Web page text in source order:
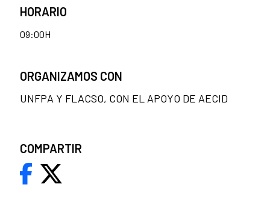
HORARIO
09:00H
ORGANIZAMOS CON
UNFPA Y FLACSO, CON EL APOYO DE AECID
COMPARTIR